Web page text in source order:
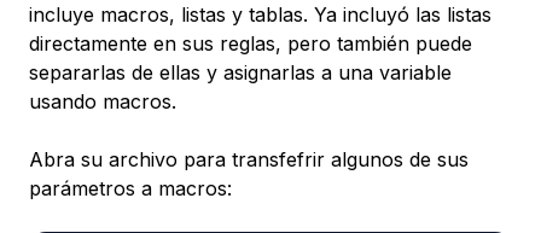
incluye macros, listas y tablas. Ya incluyó las listas
directamente en sus reglas, pero también puede
separarlas de ellas y asignarlas a una variable
usando macros.
Abra su archivo para transfefrir algunos de sus
parámetros a macros: